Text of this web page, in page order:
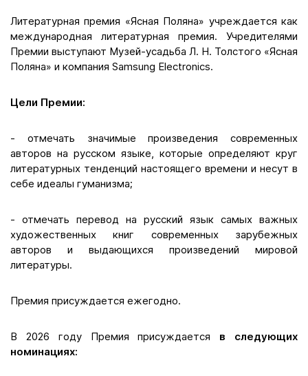
Литературная премия «Ясная Поляна» учреждается как
международная литературная премия. Учредителями
Премии выступают Музей-усадьба Л. Н. Толстого «Ясная
Поляна» и компания Samsung Electronics.
Цели Премии:
- отмечать значимые произведения современных
авторов на русском языке, которые определяют круг
литературных тенденций настоящего времени и несут в
себе идеалы гуманизма;
- отмечать перевод на русский язык самых важных
художественных книг современных зарубежных
авторов и выдающихся произведений мировой
литературы.
Премия присуждается ежегодно.
В 2026 году Премия присуждается в следующих
номинациях: